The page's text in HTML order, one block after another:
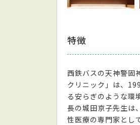
特徴
西鉄バスの天神警固
クリニック」は、
る安らぎのような環
長の城田京子先生は
性医療の専門家とし